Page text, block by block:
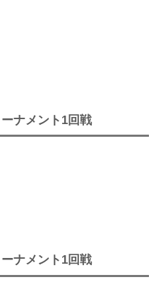
ナメント1回戦
ナメント1回戦